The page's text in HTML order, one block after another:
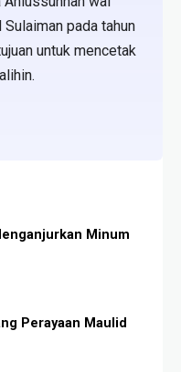
pada tahun
untuk mencetak
Perayaan Maulid